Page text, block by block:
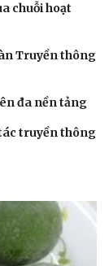
chuỗi hoạt
Truyền thông
đa nền tảng
truyền thông